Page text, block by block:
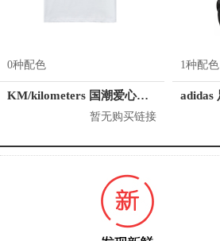
0种配色
KM/kilometers 国潮爱心短袖T恤 M2X2108466
暂无购买链接
1种配色